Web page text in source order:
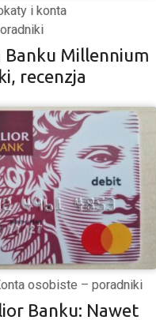
i konta
Millennium
recenzja
osobiste – poradniki
Banku: Nawet